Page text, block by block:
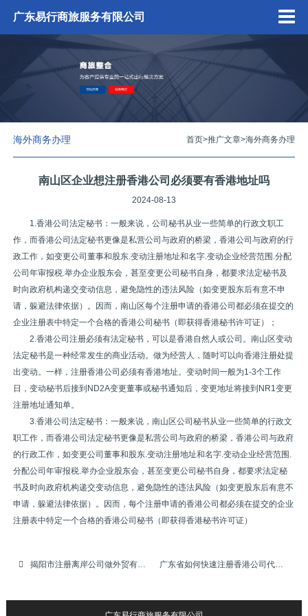
广东易行商旅服务有限公司
海外商务办理 首页>推广文章>海外商务办理
南山区企业想注册香港公司必须要有香港地址吗
2024-08-13
1.香港公司法定秘书：一般来说，公司秘书从业一些简单的行政文职工
作，而香港公司法定秘书更像是私营公司与政府的桥梁，香港公司与政府的行
政工作，如变更公司董事和股东.变动注册地址和名字.变动企业经营范围.分配
公司年审报税.举办企业股东会，甚至变更公司秘书自身，都要求法定秘书及
时向政府机构递交变动信息，避免隐性的违法风险（如变更股东后有意不申
请，躲避法律依据）。因而，南山区每个注册申请的香港公司都必须在提交的
企业注册表中特定一个合格的香港公司秘书（即获得香港秘书许可证）；
2.香港公司注册必须有法定秘书，可以是香港自然人或公司。南山区变动
法定秘书是一种经常发生的商业活动。做为经营人，随时可以向香港注册处提
出变动。一样，注册香港公司必须有香港地址。变动时间一般为1-3个工作
日，变动秘书后接到ND2A变更董事或秘书通知后，变更地址将接到NR1变更
注册地址通知单。
3.香港公司法定秘书：一般来说，南山区公司秘书从业一些简单的行政文
职工作，而香港公司法定秘书更像是私营公司与政府的桥梁，香港公司与政府
的行政工作，如变更公司董事和股东.变动注册地址和名字.变动企业经营范围.
分配公司年审报税.举办企业股东会，甚至变更公司秘书自身，都要求法定秘
书及时向政府机构递交变动信息，避免隐性的违法风险（如变更股东后有意不
申请，躲避法律依据）。因而，每个注册申请的香港公司都必须在提交的企业
注册表中特定一个合格的香港公司秘书（即获得香港秘书许可证）
揭阳市注册离岸公司做外贸有何好处 广东省如何快速注册香港公司代注册，香港公司代申请，代办注册香港公司，代申请注册香港公司